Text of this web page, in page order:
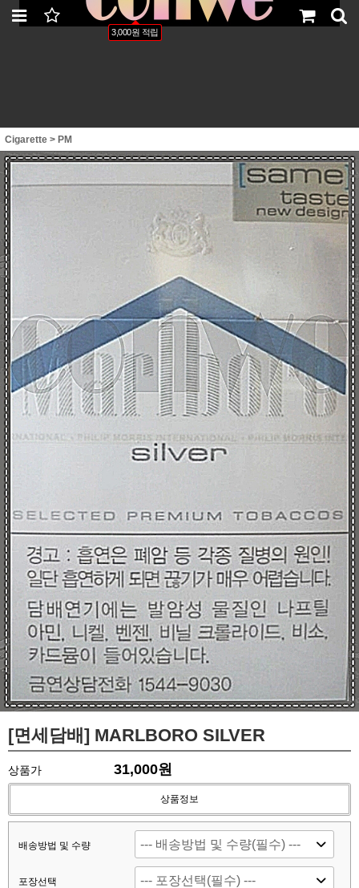
LOGIN JOIN
3,000원 적립
ORDER MYPAGE
Cigarette > PM
[면세담배] MARLBORO SILVER
상품가 31,000원
상품정보
배송방법 및 수량
포장선택